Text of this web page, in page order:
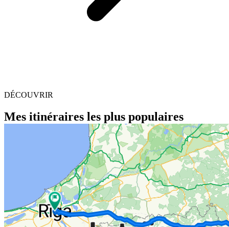
DÉCOUVRIR
Mes itinéraires les plus populaires